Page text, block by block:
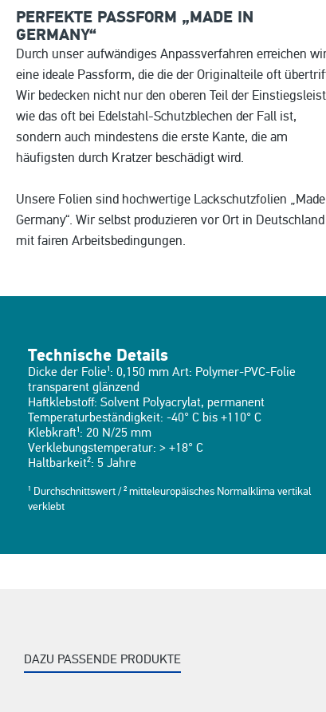
PERFEKTE PASSFORM „MADE IN
GERMANY“
Durch unser aufwändiges Anpassverfahren erreichen
eine ideale Passform, die die der Originalteile oft
Wir bedecken nicht nur den oberen Teil der
wie das oft bei Edelstahl-Schutzblechen der Fall ist,
sondern auch mindestens die erste Kante, die am
häufigsten durch Kratzer beschädigt wird.
Unsere Folien sind hochwertige Lackschutzfolien
Germany“. Wir selbst produzieren vor Ort in Deutschland
mit fairen Arbeitsbedingungen.
Technische Details
Dicke der Folie¹: 0,150 mm Art: Polymer-PVC-Folie
transparent glänzend
Haftklebstoff: Solvent Polyacrylat, permanent
Temperaturbeständigkeit: -40° C bis +110° C
Klebkraft¹: 20 N/25 mm
Verklebungstemperatur: > +18° C
Haltbarkeit²: 5 Jahre
¹ Durchschnittswert / ² mitteleuropäisches Normalklima vertikal
verklebt
DAZU PASSENDE PRODUKTE